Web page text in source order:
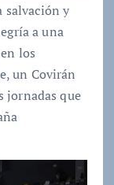
salvación y
a una
los
un Covirán
jornadas que